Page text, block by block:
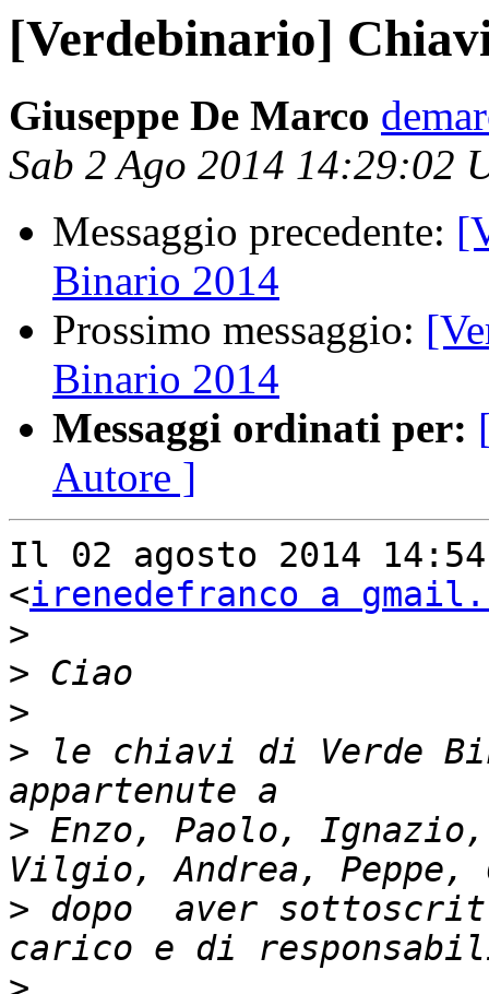
[Verdebinario]
Giuseppe De Marco
Sab 2 Ago 2014 14:29:02
Messaggio precedente:
Binario 2014
Prossimo messaggio:
Binario 2014
Messaggi ordinati per:
Autore ]
Il 02 agosto 2014
<irenedefranco a
>
>
>
> le chiavi di Verde
> Enzo, Paolo,
> dopo  aver